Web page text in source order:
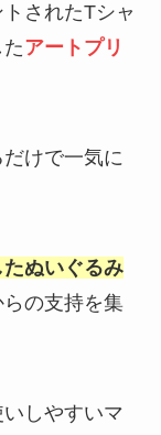
されたTシャ
アートプリ
けで一気に
ぬいぐるみ
の支持を集
しやすいマ